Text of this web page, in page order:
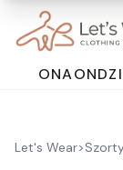
ONAON
Let's Wear>